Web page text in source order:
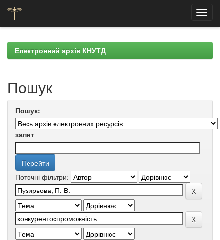
navigationЕлектронний архів КНУТД
Пошук
Пошук:
запит
Поточні фільтри: